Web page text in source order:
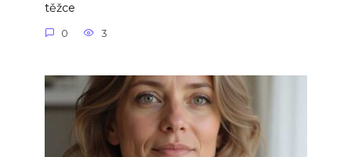
těžce
0 3